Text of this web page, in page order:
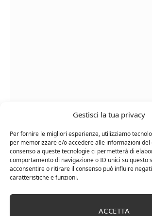
Gestisci la tua privacy
Per fornire le migliori esperienze, utilizziamo
per memorizzare e/o accedere alle informazioni del
consenso a queste tecnologie ci permetterà di
comportamento di navigazione o ID unici su questo
acconsentire o ritirare il consenso può influire
caratteristiche e funzioni.
ACCETTA
Cipriani Arrigo, Vino Rosso Veneto